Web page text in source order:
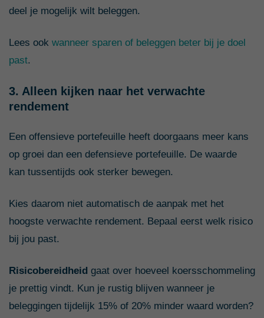
deel je mogelijk wilt beleggen.
Lees ook wanneer sparen of beleggen beter bij je doel
past.
3. Alleen kijken naar het verwachte
rendement
Een offensieve portefeuille heeft doorgaans meer kans
op groei dan een defensieve portefeuille. De waarde
kan tussentijds ook sterker bewegen.
Kies daarom niet automatisch de aanpak met het
hoogste verwachte rendement. Bepaal eerst welk risico
bij jou past.
Risicobereidheid gaat over hoeveel koersschommeling
je prettig vindt. Kun je rustig blijven wanneer je
beleggingen tijdelijk 15% of 20% minder waard worden?